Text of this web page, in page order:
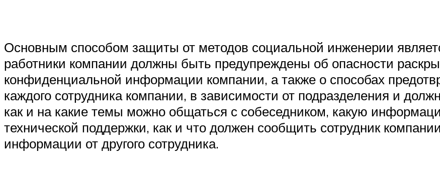
Основным способом защиты от методов социальной инженерии
работники компании должны быть предупреждены об опасности
конфиденциальной информации компании, а также о способах
каждого сотрудника компании, в зависимости от подразделения и
как и на какие темы можно общаться с собеседником, какую
технической поддержки, как и что должен сообщить сотрудник
информации от другого сотрудника.